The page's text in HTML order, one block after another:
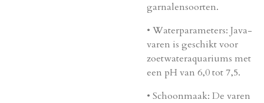
garnalensoorten.
• Waterparameters: Java-
varen is geschikt voor
zoetwateraquariums met
een pH van 6,0 tot 7,5.
• Schoonmaak: De varen